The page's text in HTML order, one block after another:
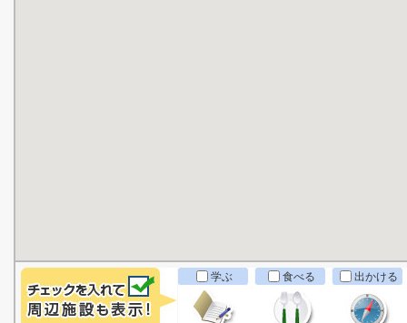
学ぶ 食べる 出かける